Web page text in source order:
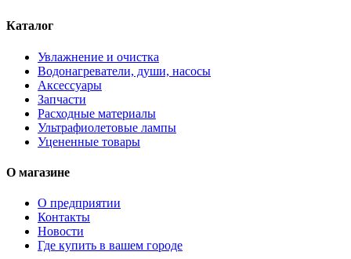
Каталог
Увлажнение и очистка
Водонагреватели, души, насосы
Аксессуары
Запчасти
Расходные материалы
Ультрафиолетовые лампы
Уцененные товары
О магазине
О предприятии
Контакты
Новости
Где купить в вашем городе